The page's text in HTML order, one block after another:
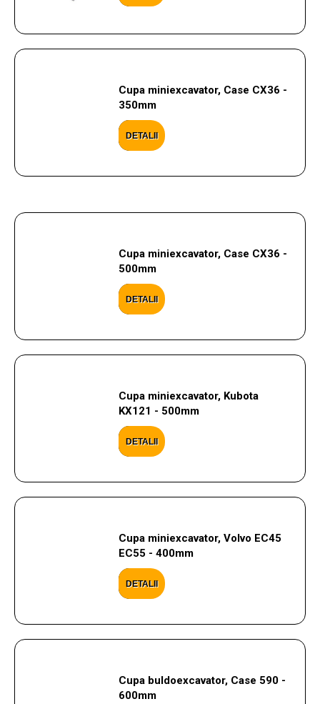
Cupa miniexcavator, Case CX36 -
350mm
DETALII
Cupa miniexcavator, Case CX36 -
500mm
DETALII
Cupa miniexcavator, Kubota
KX121 - 500mm
DETALII
Cupa miniexcavator, Volvo EC45
EC55 - 400mm
DETALII
Cupa buldoexcavator, Case 590 -
600mm